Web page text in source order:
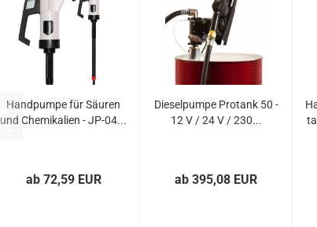
Hand­pum­pe für Säu­ren
und Che­mi­ka­li­en - JP-04...
ab 72,59 EUR
Die­sel­pum­pe Pro­tank 50 -
12 V / 24 V / 230...
ab 395,08 EUR